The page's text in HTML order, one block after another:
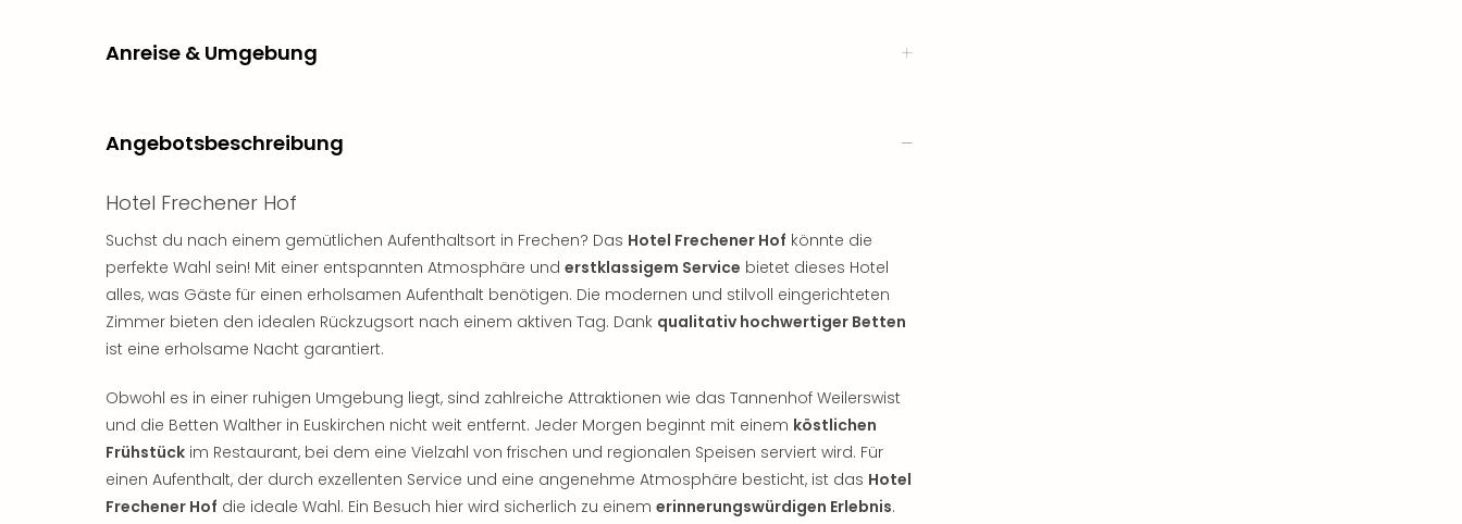
Anreise & Umgebung
Angebotsbeschreibung
Hotel Frechener Hof
Suchst du nach einem gemütlichen Aufenthaltsort in Frechen? Das Hotel Frechener Hof könnte die
perfekte Wahl sein! Mit einer entspannten Atmosphäre und erstklassigem Service bietet dieses Hotel
alles, was Gäste für einen erholsamen Aufenthalt benötigen. Die modernen und stilvoll eingerichteten
Zimmer bieten den idealen Rückzugsort nach einem aktiven Tag. Dank qualitativ hochwertiger Betten
ist eine erholsame Nacht garantiert.
Obwohl es in einer ruhigen Umgebung liegt, sind zahlreiche Attraktionen wie das Tannenhof Weilerswist
und die Betten Walther in Euskirchen nicht weit entfernt. Jeder Morgen beginnt mit einem köstlichen
Frühstück im Restaurant, bei dem eine Vielzahl von frischen und regionalen Speisen serviert wird. Für
einen Aufenthalt, der durch exzellenten Service und eine angenehme Atmosphäre besticht, ist das Hotel
Frechener Hof die ideale Wahl. Ein Besuch hier wird sicherlich zu einem erinnerungswürdigen Erlebnis.